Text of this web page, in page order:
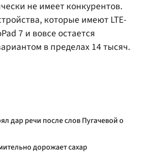
не имеет конкурентов.
которые имеют LTE-
7 и вовсе остается
в пределах 14 тысяч.
дар речи после слов Пугачевой о
дорожает сахар